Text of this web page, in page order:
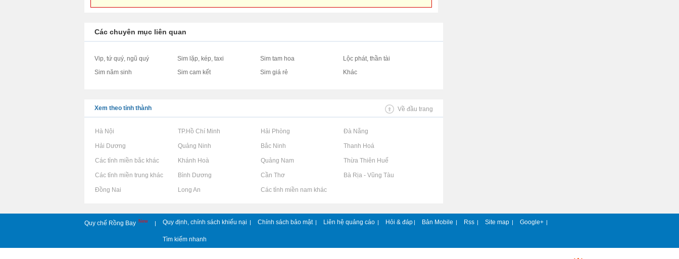
Các chuyên mục liên quan
Vip, tứ quý, ngũ quý Sim lặp, kép, taxi Sim tam hoa
Lộc phát, thần tài
Sim năm sinh
Sim cam kết Sim giá rẻ Khác
Xem theo tỉnh thành Về đầu trang
Rao vặt tại Hà Nội Rao vặt tại TP.Hồ Chí Minh Rao vặt tại Hải Phòng Rao vặt tại Đà Nẵng
Rao vặt tại Hải Dương Rao vặt tại Quảng Ninh Rao vặt tại Bắc Ninh Rao vặt tại Thanh Hoá
Rao vặt tại Các tỉnh miền bắc khácRao vặt tại Khánh Hoà Rao vặt tại Quảng Nam Rao vặt tại Thừa Thiên Huế
Rao vặt tại Các tỉnh miền trung khácRao vặt tại Bình Dương Rao vặt tại Cần Thơ Rao vặt tại Bà Rịa - Vũng Tàu
Rao vặt tại Đồng Nai Rao vặt tại Long An Rao vặt tại Các tỉnh miền nam khác
Quy chế Rồng Bay New | Quy định, chính sách khiếu nại | Chính sách bảo mật | Liên hệ quảng cáo | Hỏi & đáp | Bản Mobile | Rss | Site map | Google+ |
Tìm kiếm nhanh